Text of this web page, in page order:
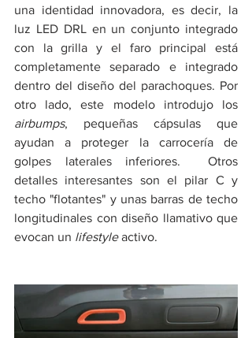
una identidad innovadora, es decir, la
luz LED DRL en un conjunto integrado
con la grilla y el faro principal está
completamente separado e integrado
dentro del diseño del parachoques. Por
airbumps, pequeñas cápsulas que
ayudan a proteger la carrocería de
golpes laterales inferiores.  Otros
detalles interesantes son el pilar C y
techo "flotantes" y unas barras de techo
longitudinales con diseño llamativo que
evocan un lifestyle activo.